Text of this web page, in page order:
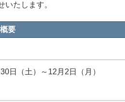
いたします。
要
日（土）～12月2日（月）